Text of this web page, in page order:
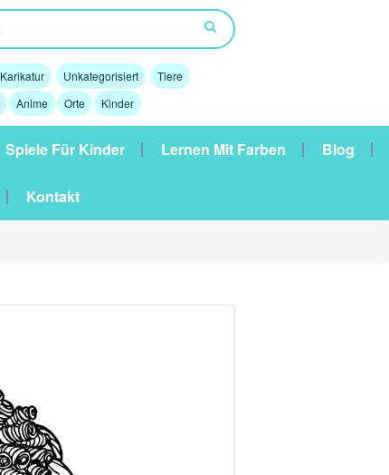
Karikatur Unkategorisiert
Tiere
Anime Orte Kinder
Spiele Für Kinder Lernen Mit Farben Blog
Kontakt